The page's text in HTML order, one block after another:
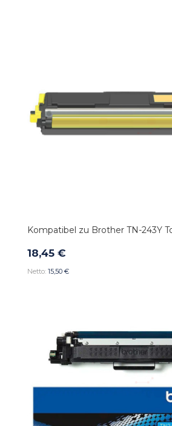
Kompatibel zu Brother TN-243Y
18,45 €
15,50 €